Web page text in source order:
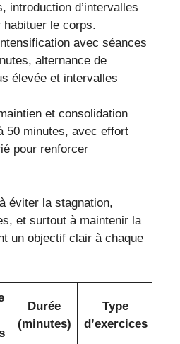
introduction d’intervalles
habituer le corps.
avec séances
alternance de
élevée et intervalles
et consolidation
50 minutes, avec effort
pour renforcer
éviter la stagnation,
et surtout à maintenir la
un objectif clair à chaque
Durée
(minutes)
Type
d’exercices